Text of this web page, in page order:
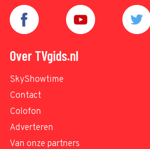
Over TVgids.nl
SkyShowtime
Contact
Colofon
Adverteren
Van onze partners